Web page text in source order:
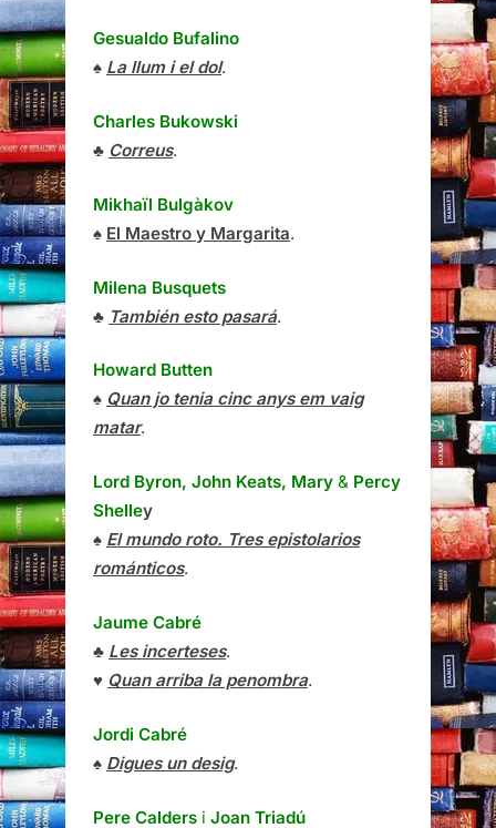
Gesualdo Bufalino
♠ La llum i el dol.
Charles Bukowski
♣ Correus.
Mikhaïl Bulgàkov
♠ El Maestro y Margarita.
Milena Busquets
♣ También esto pasará.
Howard Butten
♠ Quan jo tenia cinc anys em vaig
matar.
Lord Byron, John Keats, Mary & Percy
Shelley
♠ El mundo roto. Tres epistolarios
románticos.
Jaume Cabré
♣ Les incerteses.
♥ Quan arriba la penombra.
Jordi Cabré
♠ Digues un desig.
Pere Calders i Joan Triadú